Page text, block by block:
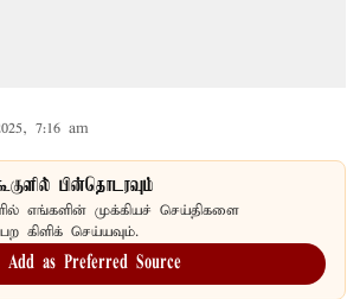
7:16 am
பின்தொடரவும்
எங்களின் முக்கியச் செய்திகளை
கிளிக் செய்யவும்.
Add as Preferred Source